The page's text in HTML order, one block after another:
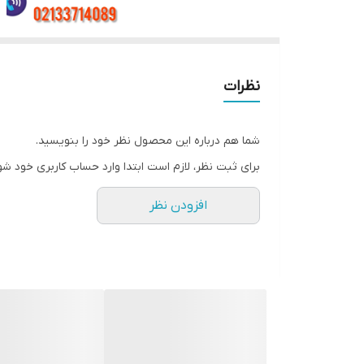
نظرات
شما هم درباره این محصول نظر خود را بنویسید.
برای ثبت نظر، لازم است ابتدا وارد حساب کاربری خود
افزودن نظر